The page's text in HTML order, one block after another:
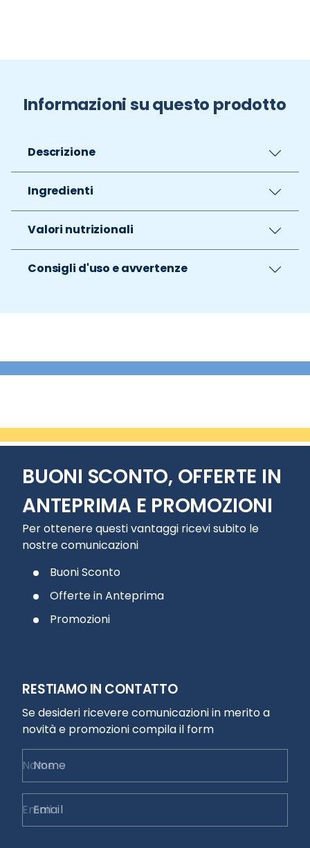
Informazioni su questo prodotto
Descrizione
Ingredienti
Valori nutrizionali
Consigli d'uso e avvertenze
BUONI SCONTO, OFFERTE IN
ANTEPRIMA E PROMOZIONI
Per ottenere questi vantaggi ricevi subito le
nostre comunicazioni
Buoni Sconto
Offerte in Anteprima
Promozioni
RESTIAMO IN CONTATTO
Se desideri ricevere comunicazioni in merito a
novità e promozioni compila il form
Nome
Email